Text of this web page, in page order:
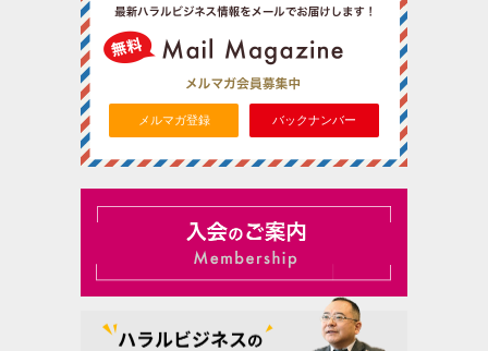
メルマガ登録 バックナンバー